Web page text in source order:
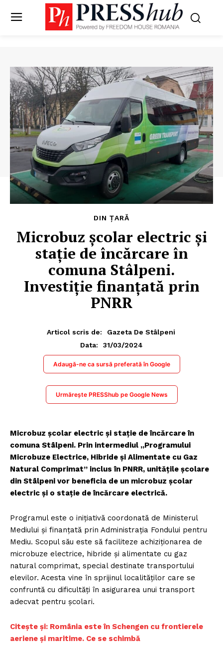
DIN ȚARĂ
Microbuz școlar electric și
stație de încărcare în
comuna Stâlpeni.
Investiție finanțată prin
PNRR
Articol scris de:
Gazeta De Stâlpeni
Data:
31/03/2024
Adaugă-ne ca sursă preferată în Google
Urmărește PRESShub pe Google News
Microbuz școlar electric și stație de încărcare în
comuna Stâlpeni. Prin intermediul „Programului
Microbuze Electrice, Hibride și Alimentate cu Gaz
Natural Comprimat” inclus în PNRR, unitățile școlare
din Stâlpeni vor beneficia de un microbuz școlar
electric și o stație de încărcare electrică.
Programul este o inițiativă coordonată de Ministerul
Mediului și finanțată prin Administrația Fondului pentru
Mediu. Scopul său este să faciliteze achiziționarea de
microbuze electrice, hibride și alimentate cu gaz
natural comprimat, special destinate transportului
elevilor. Acesta vine în sprijinul localităților care se
confruntă cu dificultăți în asigurarea unui transport
adecvat pentru școlari.
Citește și: România este în Schengen cu frontierele
aeriene și maritime. Ce se schimbă